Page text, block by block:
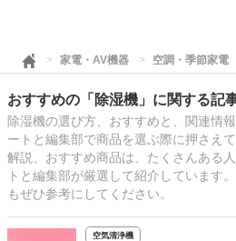
家電・AV機器 空調・季節家電
おすすめの「除湿機」に関する記
除湿機の選び方、おすすめと、関連情
ートと編集部で商品を選ぶ際に押さえ
解説、おすすめ商品は、たくさんある
トと編集部が厳選して紹介しています
もぜひ参考にしてください。
空気清浄機